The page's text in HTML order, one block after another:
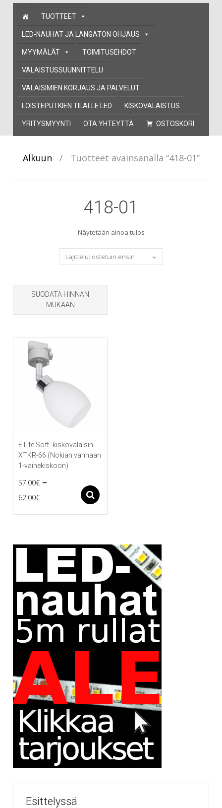
Skip
content
TUOTTEET
LED-NAUHAT JA LANGATON OHJAUS
MYYMÄLÄT TOIMITUSEHDOT
VALAISTUSSUUNNITTELU
VALAISIMIEN KORJAUS JA PALVELUT
LOISTEPUTKIEN TILALLE LED KISKOVALAISTUS
YRITYSMYYNTI OTA YHTEYTTÄ OSTOSKORI
Alkuun / Tuotteet avainsanalla “418-01”
418-01
Näytetään ainoa tulos
SUODATA HINNAN
MUKAAN
E.Lite Soft -kiskovalaisin
XTKR-66 (Nokian vanhaan
1-vaihekiskoon)
57,00€ –
62,00€Price
range:
62,00€
tuotteella
muunnelma.
valinnat
tuotteen
sivulla.
Esittelyssä